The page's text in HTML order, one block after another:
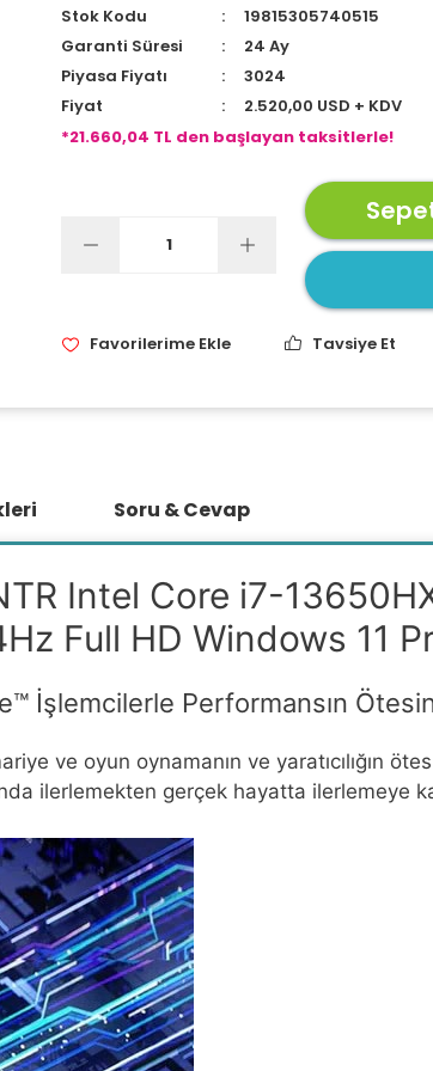
Stok Kodu
19815305740515
Garanti Süresi
24 Ay
Piyasa Fiyatı
3024
Fiyat
2.520,00 USD + KDV
*21.660,04 TL den başlayan taksitlerle!
Tavsiye Et
Soru & Cevap
Intel Core i7-
Full HD Windows 11
İşlemcilerle Performansın
ve oyun oynamanın ve yaratıcılığın
ilerlemekten gerçek hayatta ilerlemeye